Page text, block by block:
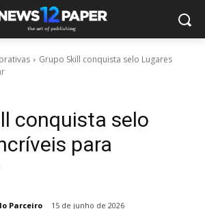
Grupo Skill conquista selo Lugares
conquista selo
para
Parceiro 15 de junho de 2026